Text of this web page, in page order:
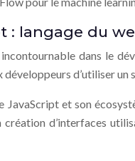
: langage du
dans le
d’utiliser
JavaScript et son
d’interfaces